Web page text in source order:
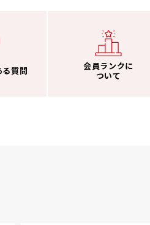
質問
会員ランクに
ついて